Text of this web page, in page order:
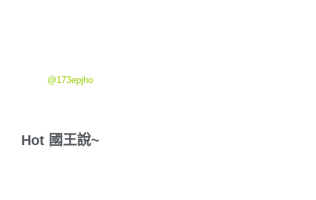
@173epjho
Hot 國王說~